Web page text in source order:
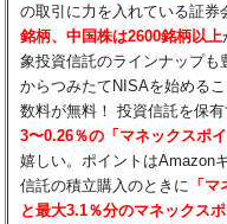
の取引に力を入れている証
銘柄、中国株は2600銘柄以上
象投資信託のラインナップ
からつみたてNISAを始める
数料が無料！ 投資信託を保
3〜0.26％の「マネックスポ
嬉しい。ポイントはAmazon
信託の積立購入のときに 「
と最大3.1％分のマネックス